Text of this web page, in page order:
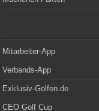
Mitarbeiter-App
Verbands-App
Exklusiv-Golfen.de
CEO Golf Cup